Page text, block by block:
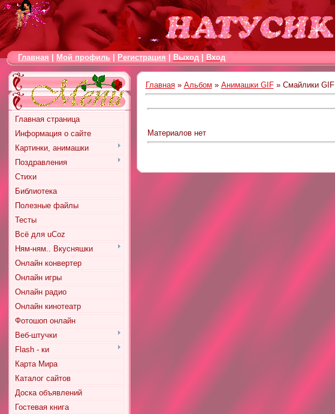
Главная Мой профиль Регистрация Выход Вход
Главная страница
Информация о сайте
Картинки, анимашки
Поздравления
Стихи
Библиотека
Полезные файлы
Тесты
Всё для uCoz
Ням-ням.. Вкусняшки
Онлайн конвертер
Онлайн игры
Онлайн радио
Онлайн кинотеатр
Фотошоп онлайн
Веб-штучки
Flash - ки
Карта Мира
Каталог сайтов
Доска объявлений
Гостевая книга
Главная» Альбом » Анимашки GIF» Смайлики GIF
Материалов нет